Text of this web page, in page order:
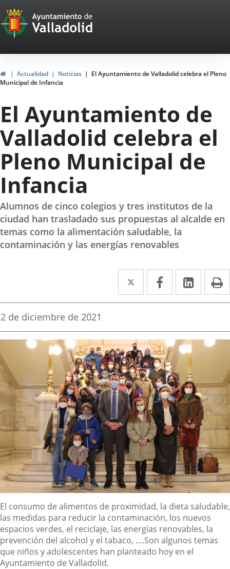
Portal
Web
del
Ayuntamiento
de
Valladolid
InicioActualidad Noticias
El Ayuntamiento de Valladolid celebra el Pleno
Municipal de Infancia
El Ayuntamiento de
Valladolid celebra el
Pleno Municipal de
Infancia
Alumnos de cinco colegios y tres institutos de la
ciudad han trasladado sus propuestas al alcalde en
temas como la alimentación saludable, la
contaminación y las energías renovables
Twitter
Enlace
a
aplicación
externa.
Facebook
Enlace
a
aplicación
externa.
Enlace
a
Fecha
la
noticia
2 de diciembre de 2021
Descripción
El consumo de alimentos de proximidad, la dieta saludable,
las medidas para reducir la contaminación, los nuevos
espacios verdes, el reciclaje, las energías renovables, la
prevención del alcohol y el tabaco, ….Son algunos temas
que niños y adolescentes han planteado hoy en el
Ayuntamiento de Valladolid.